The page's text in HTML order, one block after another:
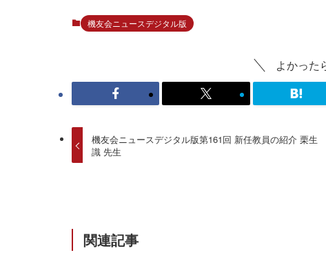
機友会ニュースデジタル版
よかった
機友会ニュースデジタル版第161回 新任教員の紹介 栗生
識 先生
関連記事